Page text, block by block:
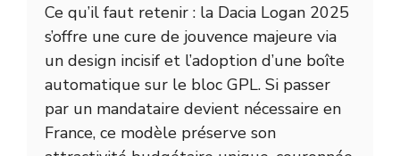
Ce qu’il faut retenir : la Dacia Logan 2025
s’offre une cure de jouvence majeure via
un design incisif et l’adoption d’une boîte
automatique sur le bloc GPL. Si passer
par un mandataire devient nécessaire en
France, ce modèle préserve son